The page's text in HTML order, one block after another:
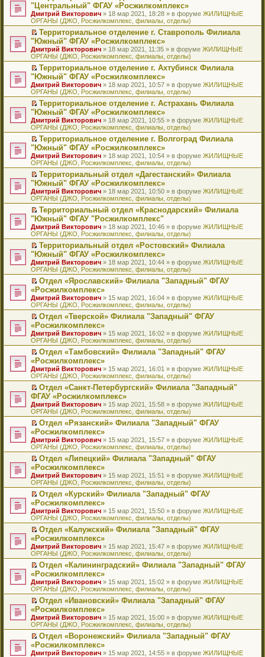
н
и
ю
о
о
б
щ
е
н
и
ю
н
о
м
у
с
о
о
б
щ
е
н
и
ю
ч
и
т
а
н
н
о
м
у
с
о
о
б
щ
е
н
и
ю
н
е
п
р
о
ч
и
т
а
н
н
о
м
у
с
о
о
б
щ
е
н
и
ю
р
в
о
м
у
н
е
п
р
о
ч
и
т
а
н
н
о
м
у
с
о
о
б
щ
е
н
и
ю
т
и
к
п
е
р
в
о
м
у
н
е
п
р
о
ч
и
т
а
н
н
о
м
у
с
о
о
б
щ
е
н
и
ю
П
е
р
е
й
т
и
к
п
е
р
в
о
м
у
н
е
п
р
о
ч
и
т
а
н
н
о
м
у
с
о
о
б
щ
е
н
и
ю
"Центральный" ФГАУ «Росжилкомплекс»
Дмитрий Викторович » 18 мар 2021, 18:28 » в форуме ЖИЛИЩНЫЕ
ОРГАНЫ (ДЖО, Росжилкомплекс, филиалы, отделы)
П
е
р
е
й
т
и
к
п
е
р
в
о
м
у
н
е
п
р
о
ч
и
т
а
н
н
о
м
у
с
о
о
б
щ
е
н
ю
Территориальное отделение г. Ставрополь Филиала
"Южный" ФГАУ «Росжилкомплекс»
Дмитрий Викторович » 18 мар 2021, 11:35 » в форуме ЖИЛИЩНЫЕ
ОРГАНЫ (ДЖО, Росжилкомплекс, филиалы, отделы)
П
е
р
е
й
т
и
к
п
е
р
в
о
м
у
н
е
п
р
о
ч
и
т
а
н
н
о
м
у
с
о
б
щ
е
н
ю
Территориальное отделение г. Ахтубинск Филиала
"Южный" ФГАУ «Росжилкомплекс»
Дмитрий Викторович » 18 мар 2021, 10:57 » в форуме ЖИЛИЩНЫЕ
ОРГАНЫ (ДЖО, Росжилкомплекс, филиалы, отделы)
П
е
р
е
й
т
и
к
п
е
р
в
о
м
у
н
е
п
р
о
ч
и
т
а
н
н
м
у
с
о
б
щ
е
н
ю
Территориальное отделение г. Астрахань Филиала
"Южный" ФГАУ «Росжилкомплекс»
Дмитрий Викторович » 18 мар 2021, 10:55 » в форуме ЖИЛИЩНЫЕ
ОРГАНЫ (ДЖО, Росжилкомплекс, филиалы, отделы)
П
е
р
е
й
т
и
к
п
е
р
в
о
м
у
н
е
п
р
о
ч
т
а
н
н
м
у
с
о
б
щ
е
н
и
ю
Территориальное отделение г. Волгоград Филиала
"Южный" ФГАУ «Росжилкомплекс»
Дмитрий Викторович » 18 мар 2021, 10:54 » в форуме ЖИЛИЩНЫЕ
ОРГАНЫ (ДЖО, Росжилкомплекс, филиалы, отделы)
П
е
р
е
й
т
и
к
п
е
р
в
о
м
у
н
п
р
о
ч
т
а
н
н
м
у
с
о
о
б
щ
е
н
ю
Территориальный отдел «Дагестанский» Филиала
"Южный" ФГАУ «Росжилкомплекс»
Дмитрий Викторович » 18 мар 2021, 10:50 » в форуме ЖИЛИЩНЫЕ
ОРГАНЫ (ДЖО, Росжилкомплекс, филиалы, отделы)
П
е
р
е
й
т
и
к
п
е
р
о
м
у
н
п
р
о
ч
т
а
н
н
о
м
у
с
о
б
щ
е
н
ю
Территориальный отдел «Краснодарский» Филиала
"Южный" ФГАУ "Росжилкомплекс"
Дмитрий Викторович » 18 мар 2021, 10:46 » в форуме ЖИЛИЩНЫЕ
ОРГАНЫ (ДЖО, Росжилкомплекс, филиалы, отделы)
П
е
р
е
й
т
к
п
е
р
о
м
у
н
п
р
о
ч
и
т
а
н
н
м
у
с
о
б
щ
е
н
ю
Территориальный отдел «Ростовский» Филиала
"Южный" ФГАУ «Росжилкомплекс»
Дмитрий Викторович » 18 мар 2021, 10:44 » в форуме ЖИЛИЩНЫЕ
ОРГАНЫ (ДЖО, Росжилкомплекс, филиалы, отделы)
П
р
е
й
т
к
п
е
р
о
м
у
н
е
п
р
о
ч
т
а
н
н
м
у
с
о
б
щ
е
н
ю
Отдел «Ярославский» Филиала "Западный" ФГАУ
«Росжилкомплекс»
Дмитрий Викторович » 15 мар 2021, 16:04 » в форуме ЖИЛИЩНЫЕ
ОРГАНЫ (ДЖО, Росжилкомплекс, филиалы, отделы)
П
р
е
й
т
к
п
е
р
в
о
м
у
н
п
р
о
ч
т
а
н
н
м
у
с
о
б
щ
е
н
ю
Отдел «Тверской» Филиала "Западный" ФГАУ
«Росжилкомплекс»
Дмитрий Викторович » 15 мар 2021, 16:02 » в форуме ЖИЛИЩНЫЕ
ОРГАНЫ (ДЖО, Росжилкомплекс, филиалы, отделы)
П
р
е
й
т
и
к
п
е
р
о
м
у
н
п
р
о
ч
т
а
н
н
м
у
с
о
б
щ
е
н
ю
Отдел «Тамбовский» Филиала "Западный" ФГАУ
«Росжилкомплекс»
Дмитрий Викторович » 15 мар 2021, 16:01 » в форуме ЖИЛИЩНЫЕ
ОРГАНЫ (ДЖО, Росжилкомплекс, филиалы, отделы)
П
е
р
е
й
т
к
п
е
р
о
м
у
н
п
р
о
ч
т
а
н
н
м
у
с
о
б
щ
е
н
Отдел «Санкт-Петербургский» Филиала "Западный"
ФГАУ «Росжилкомплекс»
Дмитрий Викторович » 15 мар 2021, 15:58 » в форуме ЖИЛИЩНЫЕ
ОРГАНЫ (ДЖО, Росжилкомплекс, филиалы, отделы)
П
р
е
й
т
к
п
е
р
о
м
у
н
п
р
о
ч
т
а
н
н
м
у
с
о
Отдел «Рязанский» Филиала "Западный" ФГАУ
«Росжилкомплекс»
Дмитрий Викторович » 15 мар 2021, 15:57 » в форуме ЖИЛИЩНЫЕ
ОРГАНЫ (ДЖО, Росжилкомплекс, филиалы, отделы)
П
р
е
й
т
к
п
е
р
о
м
у
н
п
р
о
ч
т
а
н
н
Отдел «Липецкий» Филиала "Западный" ФГАУ
«Росжилкомплекс»
Дмитрий Викторович » 15 мар 2021, 15:51 » в форуме ЖИЛИЩНЫЕ
ОРГАНЫ (ДЖО, Росжилкомплекс, филиалы, отделы)
П
р
е
й
т
к
п
е
р
о
м
у
н
п
р
о
ч
Отдел «Курский» Филиала "Западный" ФГАУ
«Росжилкомплекс»
Дмитрий Викторович » 15 мар 2021, 15:50 » в форуме ЖИЛИЩНЫЕ
ОРГАНЫ (ДЖО, Росжилкомплекс, филиалы, отделы)
П
р
е
й
т
к
п
е
р
о
м
у
н
Отдел «Калужский» Филиала "Западный" ФГАУ
«Росжилкомплекс»
Дмитрий Викторович » 15 мар 2021, 15:47 » в форуме ЖИЛИЩНЫЕ
ОРГАНЫ (ДЖО, Росжилкомплекс, филиалы, отделы)
П
р
е
й
т
к
п
е
р
Отдел «Калининградский» Филиала "Западный" ФГАУ
«Росжилкомплекс»
Дмитрий Викторович » 15 мар 2021, 15:02 » в форуме ЖИЛИЩНЫЕ
ОРГАНЫ (ДЖО, Росжилкомплекс, филиалы, отделы)
П
р
е
й
т
Отдел «Ивановский» Филиала "Западный" ФГАУ
«Росжилкомплекс»
Дмитрий Викторович » 15 мар 2021, 15:00 » в форуме ЖИЛИЩНЫЕ
ОРГАНЫ (ДЖО, Росжилкомплекс, филиалы, отделы)
П
Отдел «Воронежский» Филиала "Западный" ФГАУ
«Росжилкомплекс»
Дмитрий Викторович » 15 мар 2021, 14:55 » в форуме ЖИЛИЩНЫЕ